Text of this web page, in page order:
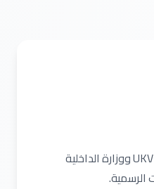
جميع الترجمات مقبولة من UKVI ووزارة الداخلية
الرسمية.